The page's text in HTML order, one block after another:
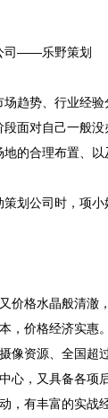
司——乐野策划
趋势、行业经
面对自己一般
的合理布置、以
划公司时，项
价格水晶般清澈
，价格经济实惠。
像资源、全国超
，又具备各项
有丰富的实战